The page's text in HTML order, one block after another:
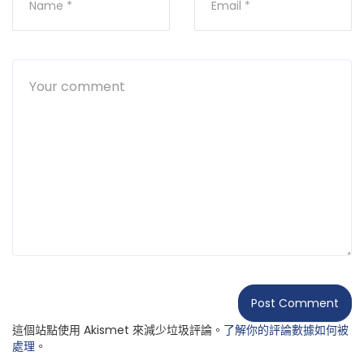
這個站點使用 Akismet 來減少垃圾評論。 了解你的評論數據如何被
處理 。